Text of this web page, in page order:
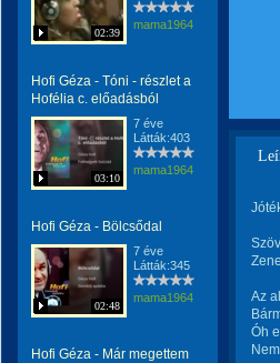
02:39
mama1964
Hofi Géza - Tóni - részlet a
Hofélia c. előadásból
03:10
7 éve
Látták:403
mama1964
Hofi Géza - Bölcsődal
02:48
7 éve
Látták:345
mama1964
Hofi Géza - Már megettem
Az
Óh